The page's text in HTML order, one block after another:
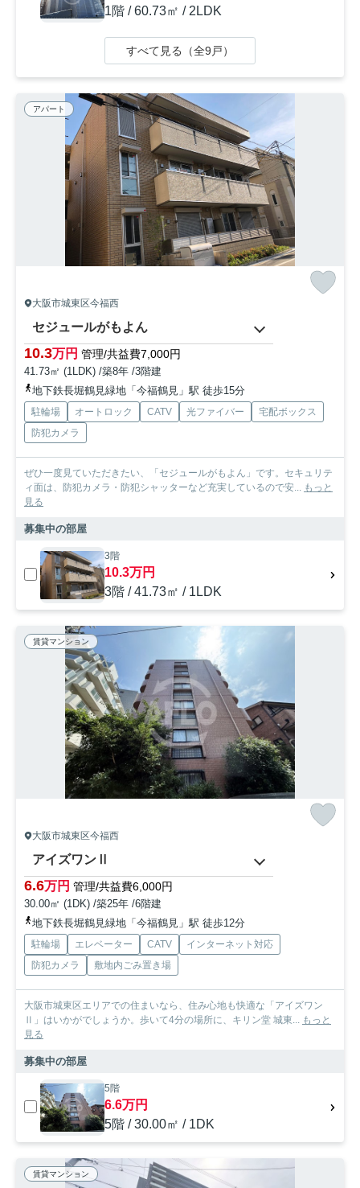
1階 / 60.73㎡ / 2LDK
すべて見る（全9戸）
アパート
大阪市城東区今福西
セジュールがもよん
10.3万円 管理/共益費7,000円
41.73㎡ (1LDK) /築8年 /3階建
地下鉄長堀鶴見緑地「今福鶴見」駅 徒歩15分
駐輪場 オートロック CATV 光ファイバー
宅配ボックス
防犯カメラ
ぜひ一度見ていただきたい、「セジュールがもよん」です。セキュリテ
ィ面は、防犯カメラ・防犯シャッターなど充実しているので安... もっと
見る
募集中の部屋
3階
10.3万円
3階 / 41.73㎡ / 1LDK
賃貸マンション
大阪市城東区今福西
アイズワンⅡ
6.6万円 管理/共益費6,000円
30.00㎡ (1DK) /築25年 /6階建
地下鉄長堀鶴見緑地「今福鶴見」駅 徒歩12分
駐輪場 エレベーター CATV
インターネット対応
防犯カメラ
敷地内ごみ置き場
大阪市城東区エリアでの住まいなら、住み心地も快適な「アイズワン
Ⅱ」はいかがでしょうか。歩いて4分の場所に、キリン堂 城東... もっと
見る
募集中の部屋
5階
6.6万円
5階 / 30.00㎡ / 1DK
賃貸マンション